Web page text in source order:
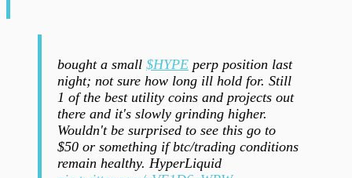
bought a small $HYPE perp position last
night; not sure how long ill hold for. Still
1 of the best utility coins and projects out
there and it's slowly grinding higher.
Wouldn't be surprised to see this go to
$50 or something if btc/trading conditions
remain healthy. HyperLiquid